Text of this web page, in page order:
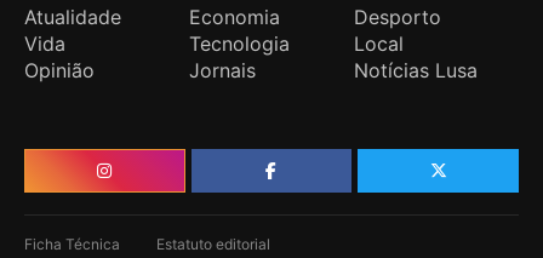
Atualidade Economia
Desporto
Vida
Tecnologia
Local
Opinião
Jornais Notícias Lusa
Ficha Técnica Estatuto editorial